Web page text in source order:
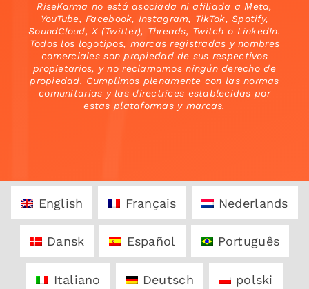
RiseKarma no está asociada ni afiliada a Meta,
YouTube, Facebook, Instagram, TikTok, Spotify,
SoundCloud, X (Twitter), Threads, Twitch o LinkedIn.
Todos los logotipos, marcas registradas y nombres
comerciales son propiedad de sus respectivos
propietarios, y no reclamamos ningún derecho de
propiedad. Cumplimos plenamente con las normas
comunitarias y las directrices establecidas por
estas plataformas y marcas.
English Français Nederlands
Dansk Español Português
Italiano Deutsch polski